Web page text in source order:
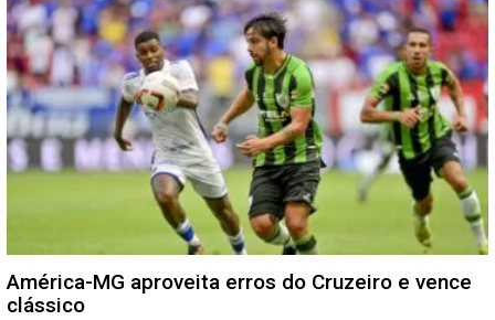
América-MG aproveita erros do Cruzeiro e vence
clássico